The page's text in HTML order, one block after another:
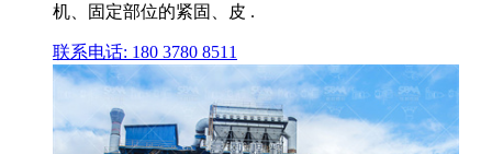
机、固定部位的紧固、皮 .
联系电话: 180 3780 8511